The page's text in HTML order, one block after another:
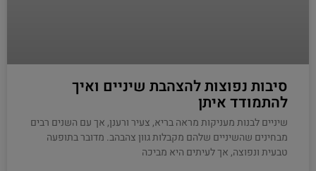
סיבות נפוצות להצהבת שיניים ואיך
להתמודד איתן
שיניים לבנות מעניקות מראה בריא, צעיר ורענן, אך עם השנים רבים
מבחינים שהשיניים שלהם מקבלות גוון צהבהב. מדובר בתופעה
טבעית ונפוצה, אך לעיתים היא מביכה